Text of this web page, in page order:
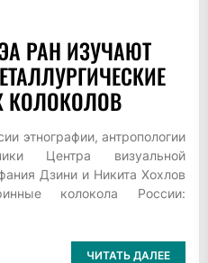
РАН ИЗУЧАЮТ
КОЛОКОЛОВ
этнографии, антропологии
Центра визуальной
Дзини и Никита Хохлов
колокола России:
ЧИТАТЬ ДАЛЕЕ